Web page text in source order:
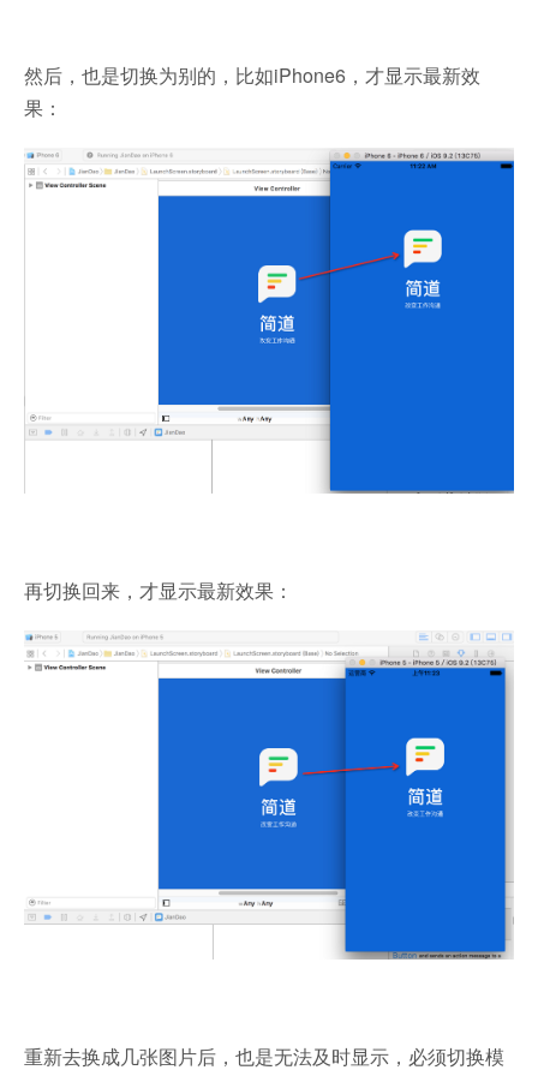
然后，也是切换为别的，比如iPhone6，才显示最新效
果：
再切换回来，才显示最新效果：
重新去换成几张图片后，也是无法及时显示，必须切换模